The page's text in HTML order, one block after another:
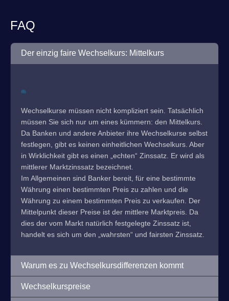
FAQ
Der einzig faire Wechselkurs: Mittelkurs
Wechselkurse müssen nicht kompliziert sein. Tatsächlich
müssen Sie sich nur um eines kümmern: den Mittelkurs.
Da Banken und andere Anbieter ihre Wechselkurse selbst
festlegen, gibt es keinen einheitlichen Wechselkurs. Aber
in Wirklichkeit gibt es einen „echten“ Zinssatz. Er wird als
mittlerer Marktzinssatz bezeichnet.
Im Allgemeinen sind Banker bereit, für eine bestimmte
Währung einen bestimmten Preis zu zahlen und die
Währung zu einem bestimmten Preis zu verkaufen. Der
Mittelpunkt dieser Preise ist der mittlere Marktpreis. Da
dies der vom Markt natürlich festgelegte Zinssatz ist,
handelt es sich um den „wahrsten“ und fairsten Zinssatz.
Warum es zu Wechselkursdifferenzen kommt
Wechselkurspreise